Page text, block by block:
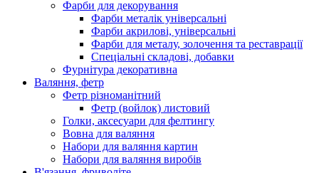
Фарби для декорування
Фарби металік універсальні
Фарби акрилові, універсальні
Фарби для металу, золочення та реставрації
Спеціальні складові, добавки
Фурнітура декоративна
Валяння, фетр
Фетр різноманітний
Фетр (войлок) листовий
Голки, аксесуари для фелтингу
Вовна для валяння
Набори для валяння картин
Набори для валяння виробів